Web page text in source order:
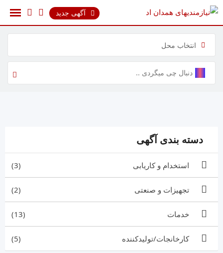
پرش
محتوا
آگهی جدید
انتخاب محل
دسته بندی آگهی
استخدام و کاریابی (3)
تجهیزات و صنعتی (2)
خدمات (13)
کارخانجات/تولیدکننده (5)